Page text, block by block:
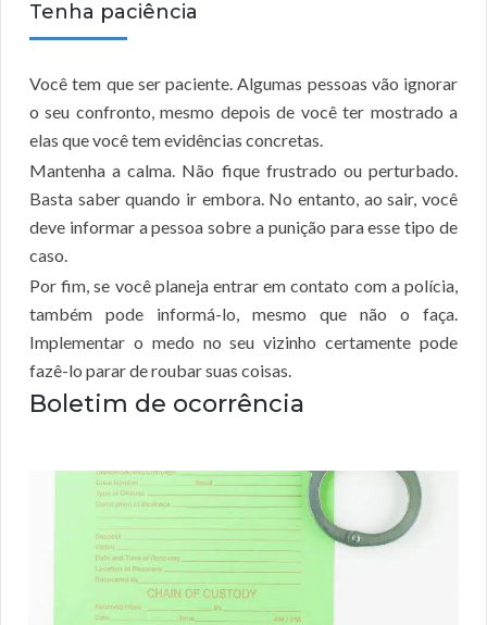
Tenha paciência
Você tem que ser paciente. Algumas pessoas vão ignorar
o seu confronto, mesmo depois de você ter mostrado a
elas que você tem evidências concretas.
Mantenha a calma. Não fique frustrado ou perturbado.
Basta saber quando ir embora. No entanto, ao sair, você
deve informar a pessoa sobre a punição para esse tipo de
caso.
Por fim, se você planeja entrar em contato com a polícia,
também pode informá-lo, mesmo que não o faça.
Implementar o medo no seu vizinho certamente pode
fazê-lo parar de roubar suas coisas.
Boletim de ocorrência